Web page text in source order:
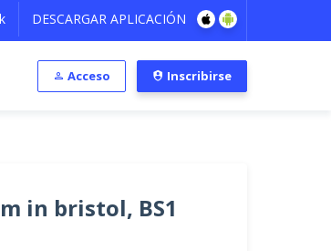
DESCARGAR APLICACIÓN
Acceso Inscribirse
in bristol, BS1